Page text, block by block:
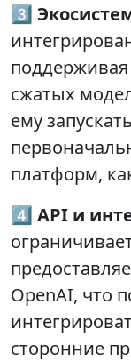
3️⃣
сжатых
ему
платформ,
4️⃣ API и
OpenAI, что
сторонние